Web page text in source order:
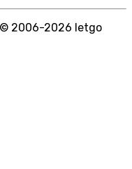
© 2006-2026 letgo